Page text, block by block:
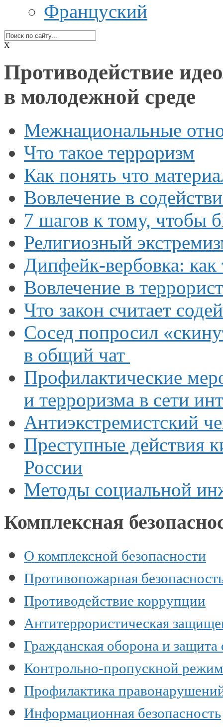
Француский
X
Противодействие
в молодежной среде
Межнациональные
Что такое терроризм
Как понять что
Вовлечение в
7 шагов к тому, чтобы
Религиозный
Дипфейк-вербовка:
Вовлечение в
Что закон считает
Сосед попросил
в общий чат
Профилактические
и терроризма в сети
Антиэкстремистский
Преступные действия
России
Методы социальной
Комплексная
О комплексной безопасности
Противопожарная
Противодействие коррупции
Антитеррористическая
Гражданская оборона и
Контрольно-пропускной режим
Профилактика
Информационная безопасность